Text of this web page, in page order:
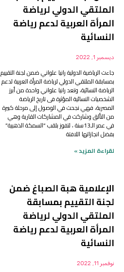
الملتقي الدولي لرياضة
المرأة العربية لدعم رياضة
النسائية
ديسمبر 1, 2022
جاءت الرياضية الدولية رانيا علواني ضمن لجنة التقييم
بمسابقة الملتقي الدولي لرياضة المرأة العربية لدعم
الرياضة النسائية، وتعد رانيا علواني واحدة من أبرز
الشخصيات النسائية المؤثرة فى تاريخ الرياضة
المصرية، فهي نجحت في الوصول إلى مرحلة كبيرة
من التألق وشاركت في المشاركات القارية وهي
في عمر الـ13سنة ، لتفوز بلقب “السمكة الذهبية”
بفضل انجازاتها اللافتة
لقراءة المزيد »
الإعلامية هبة الصباغ ضمن
لجنة التقييم بمسابقة
الملتقي الدولي لرياضة
المرأة العربية لدعم رياضة
النسائية
نوفمبر 11, 2022